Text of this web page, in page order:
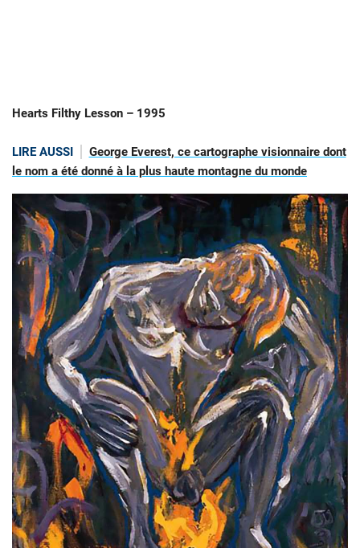
Hearts Filthy Lesson – 1995
LIRE AUSSI
George Everest, ce cartographe visionnaire dont
le nom a été donné à la plus haute montagne du monde